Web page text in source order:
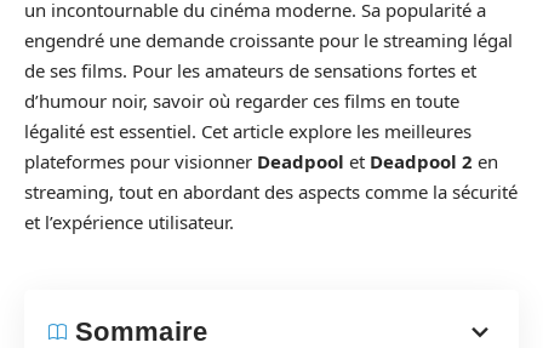
un incontournable du cinéma moderne. Sa popularité a
engendré une demande croissante pour le streaming légal
de ses films. Pour les amateurs de sensations fortes et
d’humour noir, savoir où regarder ces films en toute
légalité est essentiel. Cet article explore les meilleures
plateformes pour visionner Deadpool et Deadpool 2 en
streaming, tout en abordant des aspects comme la sécurité
et l’expérience utilisateur.
Sommaire